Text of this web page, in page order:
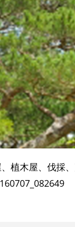
植木屋、伐採